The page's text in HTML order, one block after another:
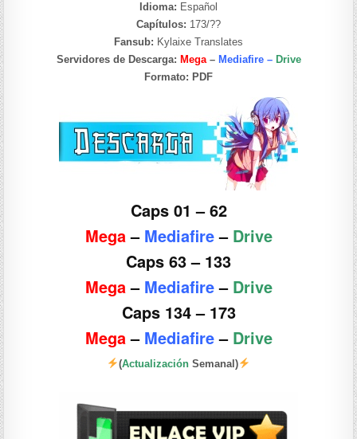
Idioma: Español
Capítulos: 173/??
Fansub: Kylaixe Translates
Servidores de Descarga: Mega– Mediafire – Drive
Formato: PDF
Caps 01 – 62
Mega– Mediafire– Drive
Caps 63 – 133
Mega– Mediafire– Drive
Caps 134 – 173
Mega– Mediafire– Drive
(Actualización Semanal)